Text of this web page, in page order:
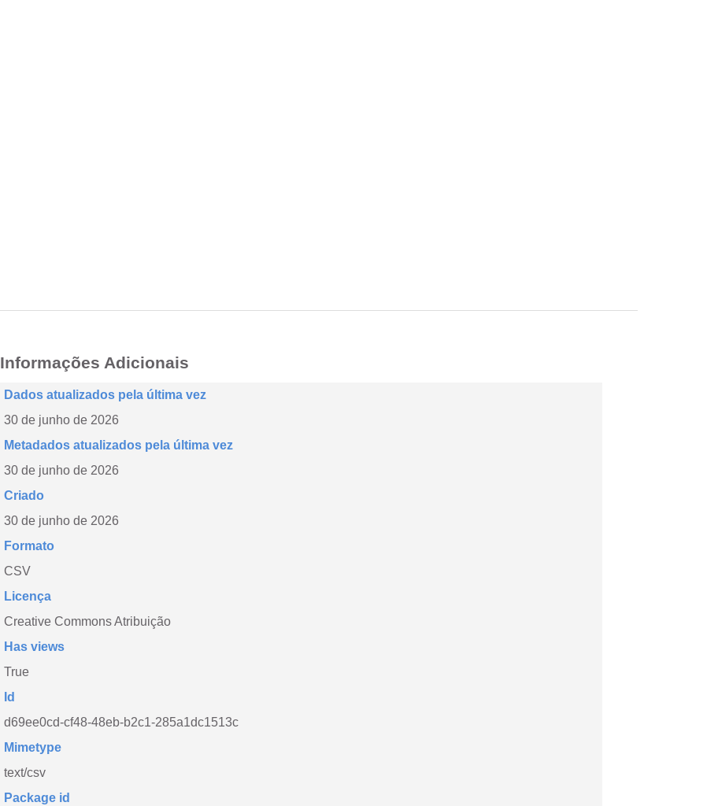
Informações Adicionais
Dados atualizados pela última vez
30 de junho de 2026
Metadados atualizados pela última vez
30 de junho de 2026
Criado
30 de junho de 2026
Formato
CSV
Licença
Creative Commons Atribuição
Has views
True
Id
d69ee0cd-cf48-48eb-b2c1-285a1dc1513c
Mimetype
text/csv
Package id